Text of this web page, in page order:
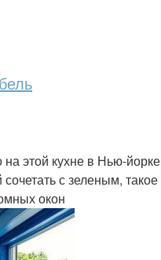
на этой кухне в Нью-йорке
с зеленым, такое
окон